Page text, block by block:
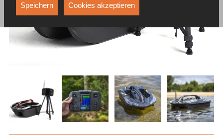
dieselbe Werbung ständig angezeigt wird.
Speichern Cookies akzeptieren